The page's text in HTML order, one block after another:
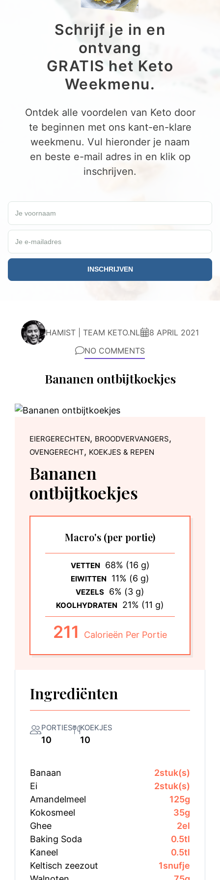
Schrijf je in en
ontvang
GRATIS het Keto
Weekmenu.
Ontdek alle voordelen van Keto door
te beginnen met ons kant-en-klare
weekmenu. Vul hieronder je naam
en beste e-mail adres in en klik op
inschrijven.
Schrijf je in en ontvang een GRATIS Keto Weekmenu.
Je voornaam
Je e-mailadres
HAMIST | TEAM KETO.NL
8 APRIL 2021
NO COMMENTS
Bananen ontbijtkoekjes
EIERGERECHTEN, BROODVERVANGERS,
OVENGERECHT, KOEKJES & REPEN
Bananen
ontbijtkoekjes
Macro's (per portie)
VETTEN 68% (16 g)
EIWITTEN 11% (6 g)
VEZELS 6% (3 g)
KOOLHYDRATEN 21% (11 g)
211 Calorieën Per Portie
Ingrediënten
PORTIES
10
KOEKJES
10
Banaan 2stuk(s)
Ei
2stuk(s)
Amandelmeel
125g
Kokosmeel
35g
Ghee
2el
Baking Soda
0.5tl
Kaneel
0.5tl
Keltisch zeezout
1snufje